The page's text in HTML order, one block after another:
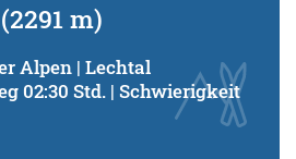
m)
Alpen | Lechtal
02:30 Std. | Schwierigkeit